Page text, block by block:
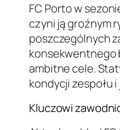
FC Porto w
czyni ją groźnym
poszczególnych
konsekwentnego
ambitne cele.
kondycji zespołu
Kluczowi